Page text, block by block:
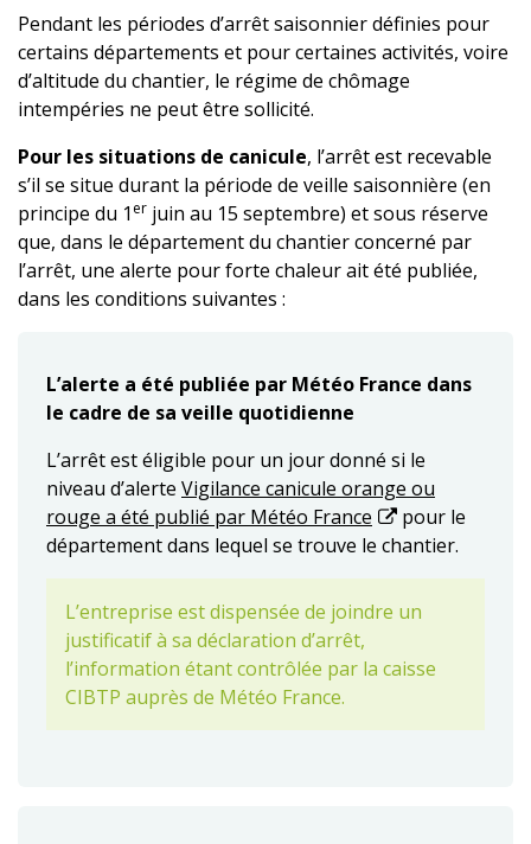
Pendant les périodes d’arrêt saisonnier définies pour
certains départements et pour certaines activités, voire
d’altitude du chantier, le régime de chômage
intempéries ne peut être sollicité.
Pour les situations de canicule, l’arrêt est recevable
s’il se situe durant la période de veille saisonnière (en
principe du 1 er juin au 15 septembre) et sous réserve
que, dans le département du chantier concerné par
l’arrêt, une alerte pour forte chaleur ait été publiée,
dans les conditions suivantes :
L’alerte a été publiée par Météo France dans
le cadre de sa veille quotidienne
L’arrêt est éligible pour un jour donné si le
niveau d’alerte Vigilance canicule orange ou
rouge a été publié par Météo France
pour le
département dans lequel se trouve le chantier.
L’entreprise est dispensée de joindre un
justificatif à sa déclaration d’arrêt,
l’information étant contrôlée par la caisse
CIBTP auprès de Météo France.